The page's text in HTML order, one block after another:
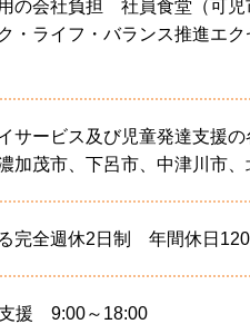
の会社負担 社員食堂（可
・ライフ・バランス推進エ
サービス及び児童発達支援
加茂市、下呂市、中津川市
完全週休2日制 年間休日
援 9:00～18:00